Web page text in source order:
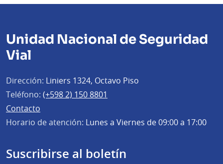
Unidad Nacional de Seguridad
Vial
Dirección: Liniers 1324, Octavo Piso
Teléfono: (+598 2) 150 8801
Contacto
Horario de atención: Lunes a Viernes de 09:00 a 17:00
Suscribirse al boletín